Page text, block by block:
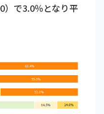
で3.0％となり平